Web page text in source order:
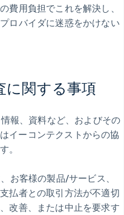
費用負担でこれを解決し、
ロバイダに迷惑をかけない
に関する事項
報、資料など、およびその
イーコンテクストからの協
。
お客様の製品/サービス、
払者との取引方法が不適切
改善、または中止を要求す